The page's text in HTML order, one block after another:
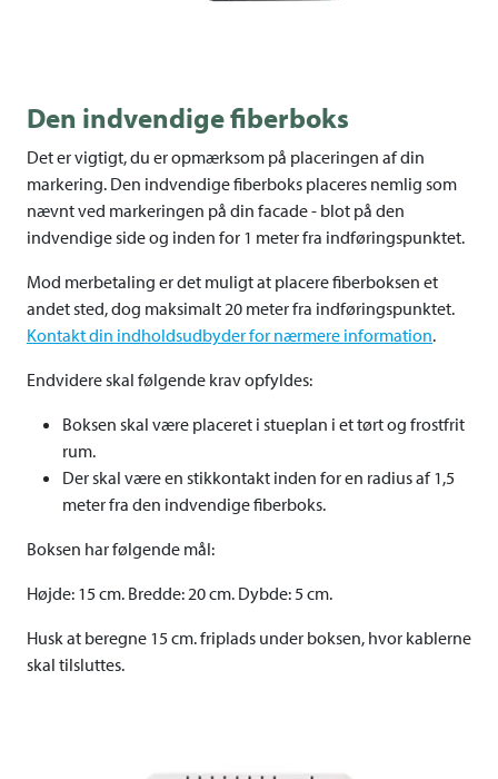
Den indvendige fiberboks
Det er vigtigt, du er opmærksom på placeringen af din
markering. Den indvendige fiberboks placeres nemlig som
nævnt ved markeringen på din facade - blot på den
indvendige side og inden for 1 meter fra indføringspunktet.
Mod merbetaling er det muligt at placere fiberboksen et
andet sted, dog maksimalt 20 meter fra indføringspunktet.
Kontakt din indholdsudbyder for nærmere information.
Endvidere skal følgende krav opfyldes:
Boksen skal være placeret i stueplan i et tørt og frostfrit
rum.
Der skal være en stikkontakt inden for en radius af 1,5
meter fra den indvendige fiberboks.
Boksen har følgende mål:
Højde: 15 cm. Bredde: 20 cm. Dybde: 5 cm.
Husk at beregne 15 cm. friplads under boksen, hvor kablerne
skal tilsluttes.